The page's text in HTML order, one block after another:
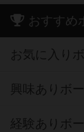
おすすめ
お気に入り
興味ありボ
経験ありボ